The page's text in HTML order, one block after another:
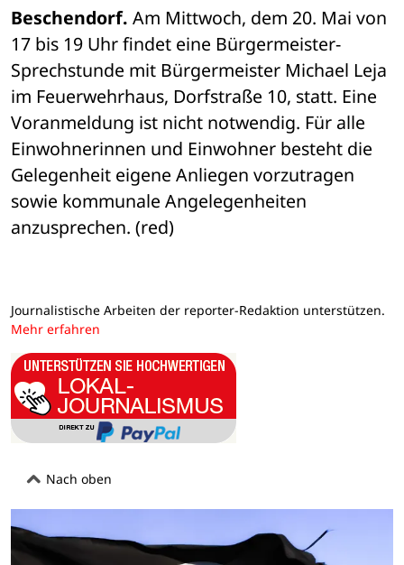
Beschendorf. Am Mittwoch, dem 20. Mai von
17 bis 19 Uhr findet eine Bürgermeister-
Sprechstunde mit Bürgermeister Michael Leja
im Feuerwehrhaus, Dorfstraße 10, statt. Eine
Voranmeldung ist nicht notwendig. Für alle
Einwohnerinnen und Einwohner besteht die
Gelegenheit eigene Anliegen vorzutragen
sowie kommunale Angelegenheiten
anzusprechen. (red)
Journalistische Arbeiten der reporter-Redaktion unterstützen.
Mehr erfahren
Nach oben